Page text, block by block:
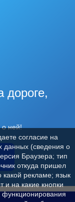
дороге,
о ней!
согласие на
данных (сведения о
Браузера; тип
откуда пришел
какой рекламе; язык
и на какие кнопки
функционирования